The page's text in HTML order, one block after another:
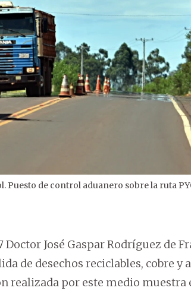
Puesto de control aduanero sobre la ruta
Doctor José Gaspar Rodríguez de
de desechos reciclables, cobre
realizada por este medio muestra